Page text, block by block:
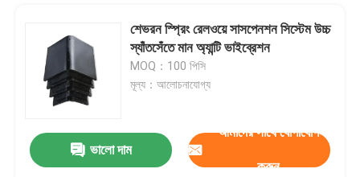
শেভরন স্প্রিং রেলওয়ে সাসপেনশন সিস্টেম উচ্চ
স্যাঁতসেঁতে মান অ্যান্টি ভাইব্রেশন
MOQ：100 পিসি
মূল্য：আলোচনাযোগ্য
ভালো দাম
আমাদের সাথে যোগাযোগ
করুন